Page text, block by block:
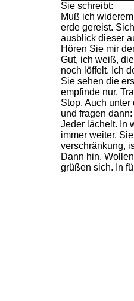
Sie schreibt:
Muß ich
erde gereist.
ausblick dieser
Hören Sie mir
Gut, ich weiß,
noch löffelt. Ich
Sie sehen die
empfinde nur.
Stop. Auch
und fragen
Jeder lächelt. In
immer weiter.
verschränkung,
Dann hin.
grüßen sich. In